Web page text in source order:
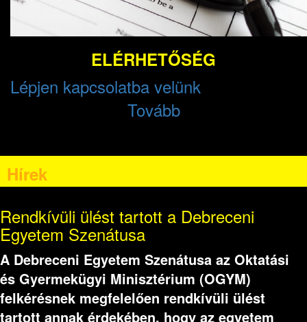
ELÉRHETŐSÉG
Lépjen kapcsolatba velünk
Tovább
Hírek
Rendkívüli ülést tartott a Debreceni
Egyetem Szenátusa
A Debreceni Egyetem Szenátusa az Oktatási
és Gyermekügyi Minisztérium (OGYM)
felkérésnek megfelelően rendkívüli ülést
tartott annak érdekében, hogy az egyetem